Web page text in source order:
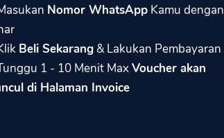
Nomor WhatsApp Kamu dengan
Beli Sekarang & Lakukan Pembayaran
1 - 10 Menit MaxVoucher akan
di Halaman Invoice